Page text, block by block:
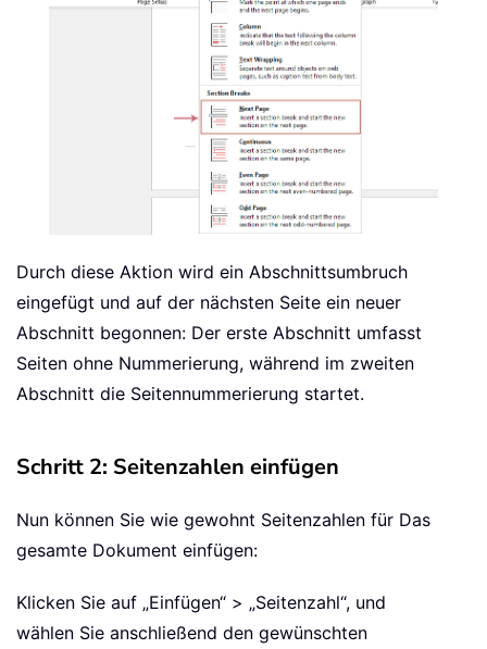
Durch diese Aktion wird ein Abschnittsumbruch
eingefügt und auf der nächsten Seite ein neuer
Abschnitt begonnen: Der erste Abschnitt umfasst
Seiten ohne Nummerierung, während im zweiten
Abschnitt die Seitennummerierung startet.
Schritt 2: Seitenzahlen einfügen
Nun können Sie wie gewohnt Seitenzahlen für Das
gesamte Dokument einfügen:
Klicken Sie auf „Einfügen“ > „Seitenzahl“, und
wählen Sie anschließend den gewünschten